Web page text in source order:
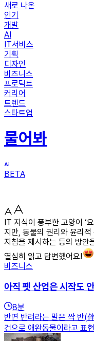
새로 나온
인기
개발
AI
IT서비스
기획
디자인
비즈니스
프로덕트
커리어
트렌드
스타트업
물어봐
BETA
IT 지식이 풍부한 고양이 ‘
지만, 동물의 권리와 윤리
지침을 제시하는 등의 방안
열심히 읽고 답변했어요!
비즈니스
아직 펫 산업은 시작도
8분
반면 반려라는 말은 짝 반(
건으로 애완동물이라고 표